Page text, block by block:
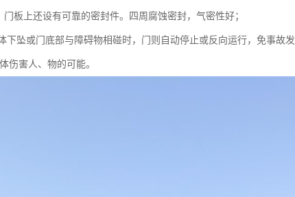
板上还设有可靠的密封件。四周腐蚀密封，气密性好；
坠或门底部与障碍物相碰时，门则自动停止或反向运行，免事故
伤害人、物的可能。